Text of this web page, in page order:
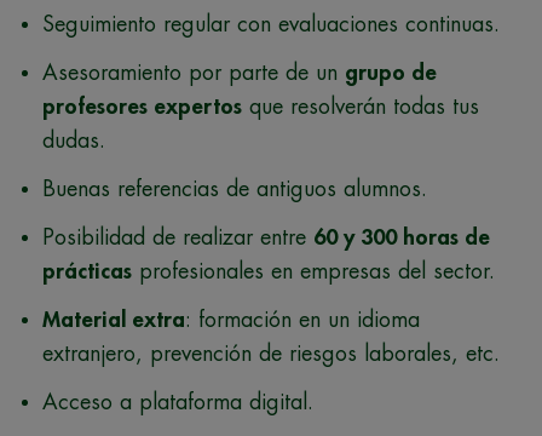
Seguimiento regular con evaluaciones continuas.
Asesoramiento por parte de un grupo de
profesores expertos que resolverán todas tus
dudas.
Buenas referencias de antiguos alumnos.
Posibilidad de realizar entre 60 y 300 horas de
prácticas profesionales en empresas del sector.
Material extra: formación en un idioma
extranjero, prevención de riesgos laborales, etc.
Acceso a plataforma digital.